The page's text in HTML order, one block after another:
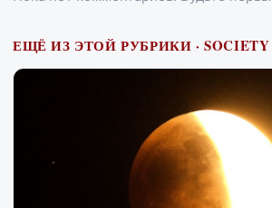
ЕЩЁ ИЗ ЭТОЙ РУБРИКИ · SOCIETY